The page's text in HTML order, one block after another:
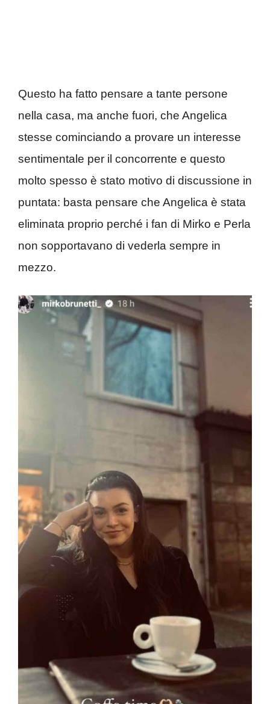
Questo ha fatto pensare a tante persone
nella casa, ma anche fuori, che Angelica
stesse cominciando a provare un interesse
sentimentale per il concorrente e questo
molto spesso è stato motivo di discussione in
puntata: basta pensare che Angelica è stata
eliminata proprio perché i fan di Mirko e Perla
non sopportavano di vederla sempre in
mezzo.